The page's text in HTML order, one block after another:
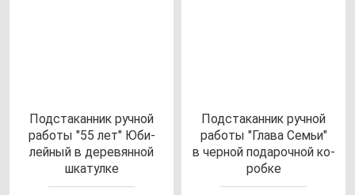
Под­ста­кан­ник руч­ной
ра­бо­ты "55 лет" Юби­
лей­ный в де­ре­вян­ной
шка­тул­ке
Под­ста­кан­ник руч­ной
ра­бо­ты "Гла­ва Семьи"
в чер­ной по­да­роч­ной ко­
роб­ке